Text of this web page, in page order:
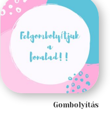
Gombolyítás